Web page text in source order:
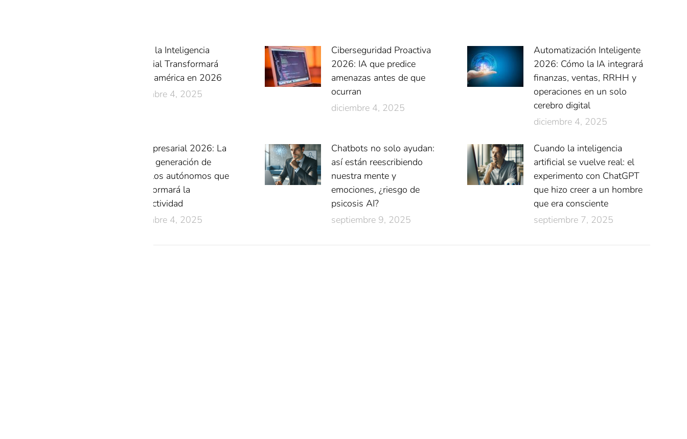
Cómo la Inteligencia
Artificial Transformará
Latinoamérica en 2026
diciembre 4, 2025
Ciberseguridad Proactiva
2026: IA que predice
amenazas antes de que
ocurran
diciembre 4, 2025
Automatización Inteligente
2026: Cómo la IA integrará
finanzas, ventas, RRHH y
operaciones en un solo
cerebro digital
diciembre 4, 2025
IA Empresarial 2026: La
nueva generación de
modelos autónomos que
transformará la
productividad
diciembre 4, 2025
Chatbots no solo ayudan:
así están reescribiendo
nuestra mente y
emociones, ¿riesgo de
psicosis AI?
septiembre 9, 2025
Cuando la inteligencia
artificial se vuelve real: el
experimento con ChatGPT
que hizo creer a un hombre
que era consciente
septiembre 7, 2025